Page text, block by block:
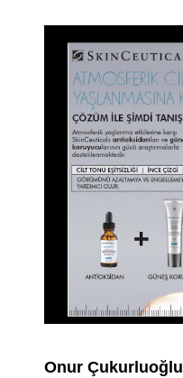
Onur Çukurluoğlu